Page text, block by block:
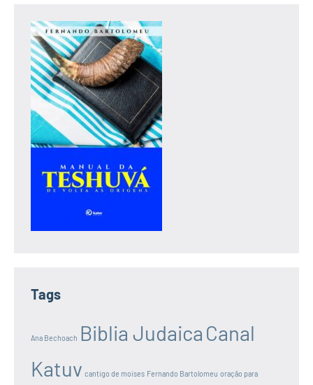
Tags
Ana Bechoach Biblia Judaica Canal
Katuv cantigo de moises Fernando Bartolomeu oração para